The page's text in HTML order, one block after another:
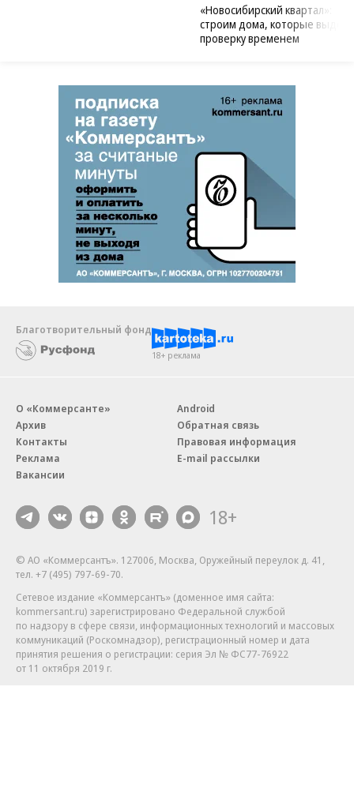
«Новосибирский квартал»:
строим дома, которые
проверку временем
Благотворительный фонд
18+ реклама
О «Коммерсанте»
Архив
Контакты
Реклама
Вакансии
Android
Обратная связь
Правовая информация
E-mail рассылки
18+
© АО «Коммерсантъ». 127006, Москва, Оружейный переулок д. 41,
тел. +7 (495) 797-69-70.
Сетевое издание «Коммерсантъ» (доменное имя сайта:
kommersant.ru) зарегистрировано Федеральной службой
по надзору в сфере связи, информационных технологий и массовых
коммуникаций (Роскомнадзор), регистрационный номер и дата
принятия решения о регистрации: серия Эл № ФС77-76922
от 11 октября 2019 г.